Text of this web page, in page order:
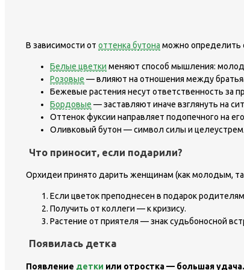
В зависимости от оттенка бутона можно определить
Белые цветки меняют способ мышления:
Розовые — влияют на отношения между
Бежевые растения несут ответственность за
Бордовые — заставляют иначе взглянуть на
Оттенок фуксии направляет подопечного на
Оливковый бутон — символ силы и
Что приносит, если подарили?
Орхидеи принято дарить женщинам (как молодым,
Если цветок преподнесен в подарок
Получить от коллеги — к кризису.
Растение от приятеля — знак судьбоносной
Появилась детка
Появление детки или отростка — большая удача.